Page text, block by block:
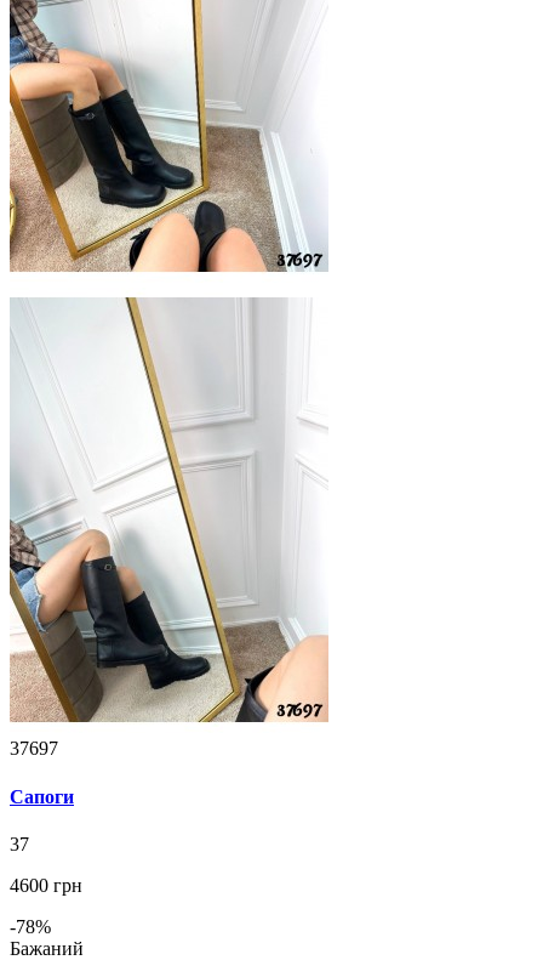
37697
Сапоги
37
4600 грн
-78%
Бажаний